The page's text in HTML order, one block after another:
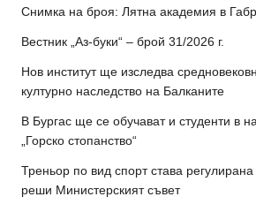
Снимка на броя: Лятна академия в
Вестник „Аз-буки“ – брой 31/2026 г.
Нов институт ще изследва
културно наследство на Балканите
В Бургас ще се обучават и студенти в
„Горско стопанство“
Треньор по вид спорт става
реши Министерският съвет